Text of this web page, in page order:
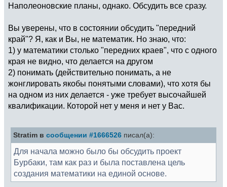
Наполеоновские планы, однако. Обсудить все сразу.
Вы уверены, что в состоянии обсудить "передний
край"? Я, как и Вы, не математик. Но знаю, что:
1) у математики столько "передних краев", что с одного
края не видно, что делается на другом
2) понимать (действительно понимать, а не
жонглировать якобы понятыми словами), что хотя бы
на одном из них делается - уже требует высочайшей
квалификации. Которой нет у меня и нет у Вас.
Stratim в сообщении #1666526 писал(а):
Для начала можно было бы обсудить проект
Бурбаки, там как раз и была поставлена цель
создания математики на единой основе.